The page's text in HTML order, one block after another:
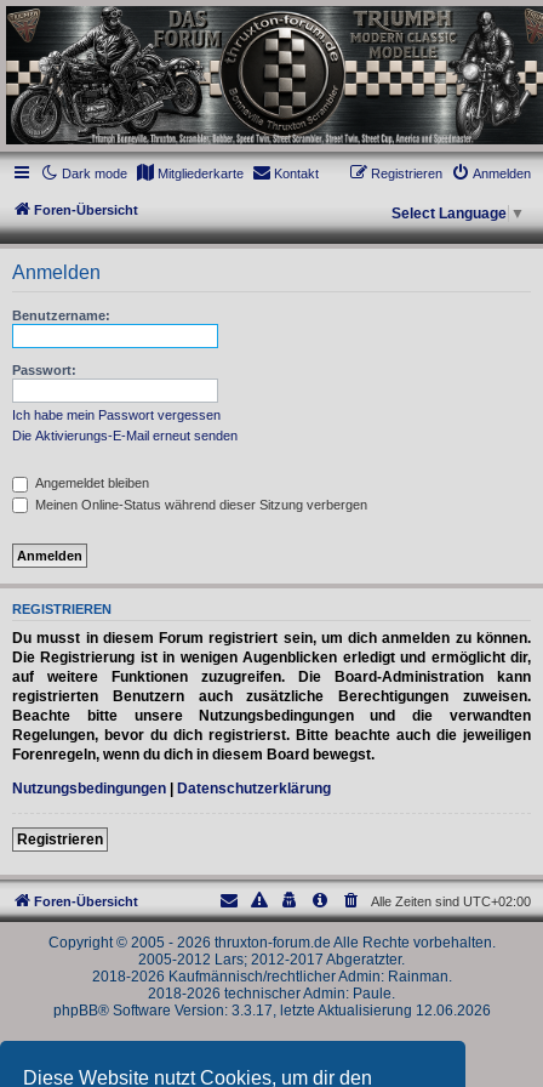
Diese Website nutzt Cookies, um dir den
thruxton-forum.de
DAS FORUM! Alles rund um die Triumph Modern Classic Modelle. Das Forum für
die New Bonneville Baureihen ab BJ 2001. Triumph Bonneville, Thruxton,
Scrambler, Bobber, Speed Twin, Street Scrambler, Street Twin, Street Cup, America
und Speedmaster.
Dark mode
Mitgliederkarte Kontakt Anmelden
Registrieren
Foren-Übersicht Select Language ▼
Anmelden
Benutzername:
Passwort:
Ich habe mein Passwort vergessen
Die Aktivierungs-E-Mail erneut senden
Angemeldet bleiben
Meinen Online-Status während dieser Sitzung verbergen
REGISTRIEREN
Du musst in diesem Forum registriert sein, um dich anmelden zu können.
Die Registrierung ist in wenigen Augenblicken erledigt und ermöglicht dir,
auf weitere Funktionen zuzugreifen. Die Board-Administration kann
registrierten Benutzern auch zusätzliche Berechtigungen zuweisen.
Beachte bitte unsere Nutzungsbedingungen und die verwandten
Regelungen, bevor du dich registrierst. Bitte beachte auch die jeweiligen
Forenregeln, wenn du dich in diesem Board bewegst.
Nutzungsbedingungen | Datenschutzerklärung
Registrieren
Foren-Übersicht Alle Zeiten sind UTC+02:00
Copyright © 2005 - 2026 thruxton-forum.de Alle Rechte vorbehalten.
2005-2012 Lars; 2012-2017 Abgeratzter.
2018-2026 Kaufmännisch/rechtlicher Admin: Rainman.
2018-2026 technischer Admin: Paule.
phpBB® Software Version: 3.3.17, letzte Aktualisierung 12.06.2026
Deutsche Übersetzung durchphpBB.de